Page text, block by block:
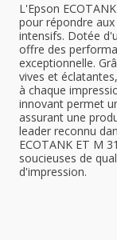
L'Epson
pour répondre
intensifs. Dotée
offre des
exceptionnelle.
vives et
à chaque
innovant permet
assurant une
leader reconnu
ECOTANK ET M
soucieuses de
d'impression.